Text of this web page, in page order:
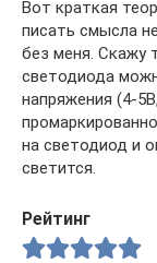
Вот краткая
писать смысла
без меня. Скажу
светодиода
напряжения (4-
на светодиод и
светится.
Рейтинг